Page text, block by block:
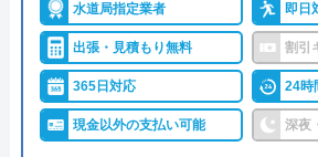
さんいん水道職人のクチコ
4.8（20件のクチコ
水道修理ルートがおすすめ
株式会社クリーンライフが運営す
ービス「水道修理ルート」は、水
認定を受けている大手水道業者で
水道局指定業者 即日
出張・見積もり無料 割引
365日対応 24時
現金以外の支払い可能 深夜